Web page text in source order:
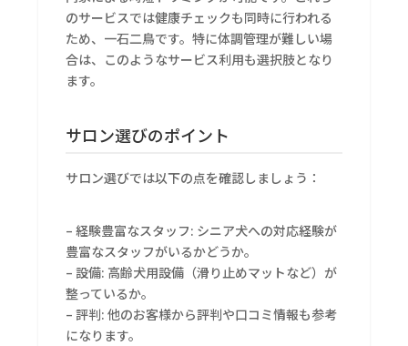
のサービスでは健康チェックも同時に行われる
ため、一石二鳥です。特に体調管理が難しい場
合は、このようなサービス利用も選択肢となり
ます。
サロン選びのポイント
サロン選びでは以下の点を確認しましょう：
– 経験豊富なスタッフ: シニア犬への対応経験が
豊富なスタッフがいるかどうか。
– 設備: 高齢犬用設備（滑り止めマットなど）が
整っているか。
– 評判: 他のお客様から評判や口コミ情報も参考
になります。